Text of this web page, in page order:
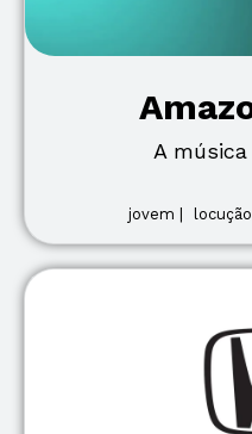
A
jovem |